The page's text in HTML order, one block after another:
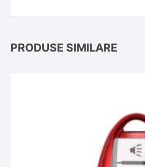
PRODUSE SIMILARE